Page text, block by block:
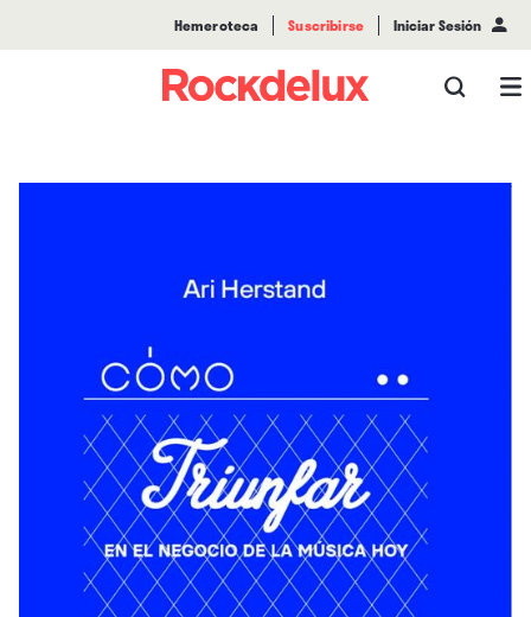
Hemeroteca Suscribirse Iniciar Sesión